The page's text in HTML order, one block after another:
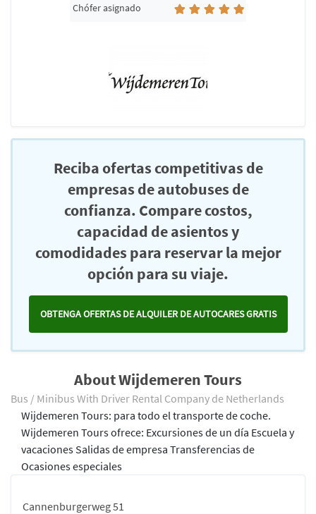
Chófer asignado
Reciba ofertas competitivas de
empresas de autobuses de
confianza. Compare costos,
capacidad de asientos y
comodidades para reservar la mejor
opción para su viaje.
OBTENGA OFERTAS DE ALQUILER DE AUTOCARES GRATIS
About Wijdemeren Tours
Bus / Minibus With Driver Rental Company de Netherlands
Cannenburgerweg 51
Wijdemeren Tours: para todo el transporte de coche.
Wijdemeren Tours ofrece: Excursiones de un día Escuela y
vacaciones Salidas de empresa Transferencias de
Ocasiones especiales